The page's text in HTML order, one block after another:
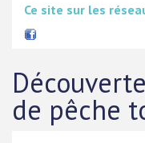
Ce site sur les
de pêche